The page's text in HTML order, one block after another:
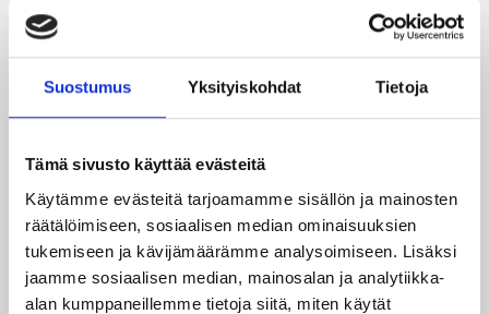
Suostumus Yksityiskohdat Tietoja
Tämä sivusto käyttää evästeitä
Käytämme evästeitä tarjoamamme sisällön ja mainosten
räätälöimiseen, sosiaalisen median ominaisuuksien
tukemiseen ja kävijämäärämme analysoimiseen. Lisäksi
jaamme sosiaalisen median, mainosalan ja analytiikka-
alan kumppaneillemme tietoja siitä, miten käytät
Christchurchissa, Uuden-Seelannin eteläsaarella.
Mukana oli kaikkiaan 54 joukkuetta ja Suomen
kuudesta joukkueesta neljä toi kotiin mitaleita.